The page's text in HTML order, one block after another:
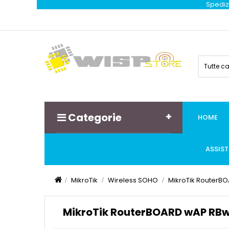
Tutte
Categorie HOME
MikroTik Wireless SOHO MikroTik
MikroTik RouterBOARD wAP